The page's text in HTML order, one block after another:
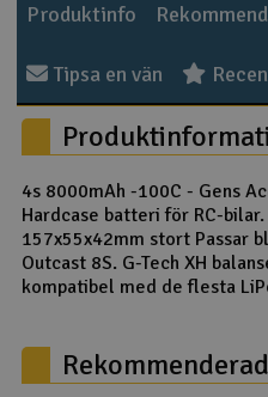
Radioutrustning
Raketer
Scooter & elfordon
Smarthem, lek
Solenergi
Presentkort
Produktinfo
Tipsa en vän
4s 8000mAh -100C - Gens
Hardcase batteri för RC-
157x55x42mm stort Passar
Outcast 8S. G-Tech XH
kompatibel med de flesta